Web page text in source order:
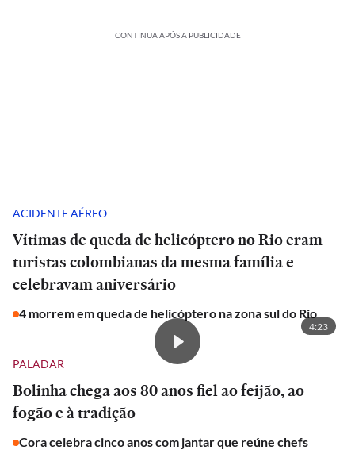
CONTINUA APÓS A PUBLICIDADE
ACIDENTE AÉREO
Vítimas de queda de helicóptero no Rio eram
turistas colombianas da mesma família e
celebravam aniversário
4 morrem em queda de helicóptero na zona sul do Rio
4:23
PALADAR
Bolinha chega aos 80 anos fiel ao feijão, ao
fogão e à tradição
Cora celebra cinco anos com jantar que reúne chefs